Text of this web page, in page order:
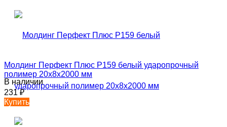
Молдинг Перфект Плюс P159 белый ударопрочный
полимер 20х8х2000 мм
В наличии
231₽
Купить